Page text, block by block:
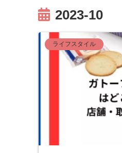
2023-10
ライフスタイル